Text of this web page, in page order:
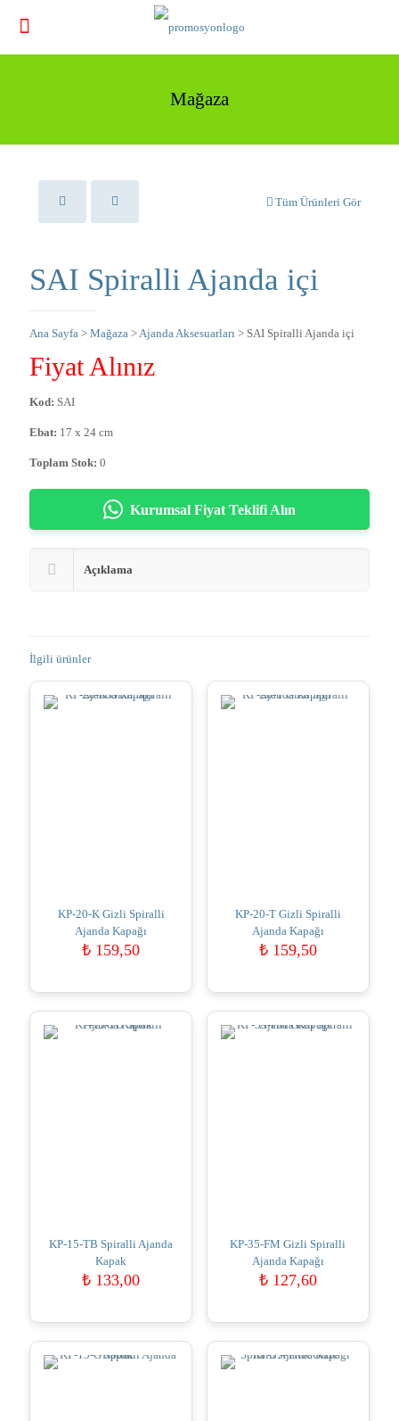
Mağaza
Tüm Ürünleri Gör
SAI Spiralli Ajanda içi
Ana Sayfa > Mağaza >Ajanda Aksesuarları > SAI Spiralli Ajanda içi
Fiyat Alınız
Kod: SAI
Ebat: 17 x 24 cm
Toplam Stok: 0
Kurumsal Fiyat Teklifi Alın
Açıklama
İlgili ürünler
KP-20-K Gizli Spiralli
Ajanda Kapağı
₺ 159,50
KP-20-T Gizli Spiralli
Ajanda Kapağı
₺159,50
KP-15-TB Spiralli Ajanda
Kapak
₺ 133,00
KP-35-FM Gizli Spiralli
Ajanda Kapağı
₺127,60